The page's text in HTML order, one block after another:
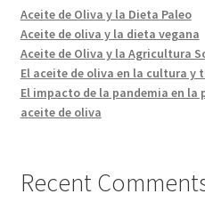
Aceite de Oliva y la Dieta Paleo
Aceite de oliva y la dieta vegana
Aceite de Oliva y la Agricultura
El aceite de oliva en la cultura y
El impacto de la pandemia en
aceite de oliva
Recent